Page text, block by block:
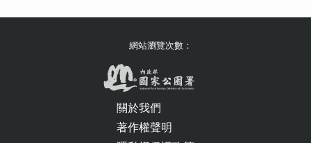
網站瀏覽次數：
關於我們
著作權聲明